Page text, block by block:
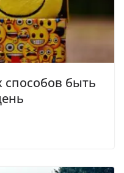
способов быть